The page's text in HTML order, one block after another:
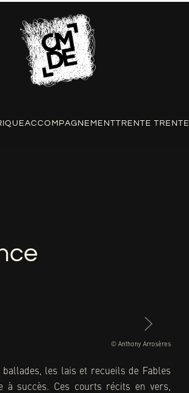
ACCOMPAGNEMENTTRENTE TRENTE
© Anthony Arrosères
les lais et recueils de Fables
à succès. Ces courts récits en vers,